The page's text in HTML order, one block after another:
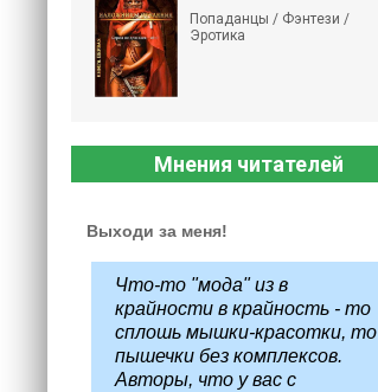
Попаданцы / Фэнтези /
Эротика
Мнения читателей
Выходи за меня!
Что-то "мода" из в
крайности в крайность - то
сплошь мышки-красотки, то
пышечки без комплексов.
Авторы, что у вас с